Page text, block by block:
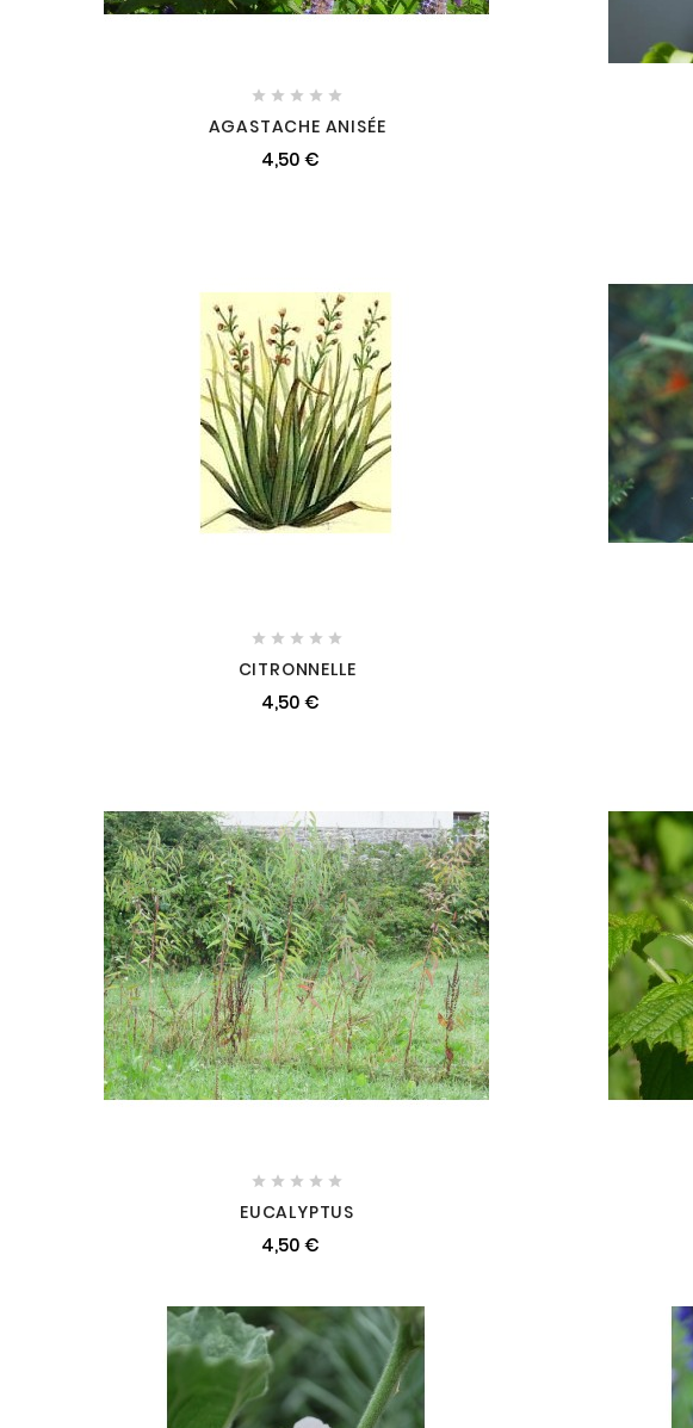
    
AGASTACHE ANISÉE
4,50 €
    
CITRONNELLE
4,50 €
    
EUCALYPTUS
4,50 €